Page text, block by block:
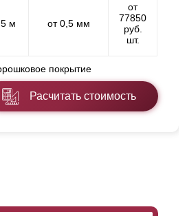
м от 0,5 мм
от
77850
руб.
шт.
покрытие
Расчитать стоимость